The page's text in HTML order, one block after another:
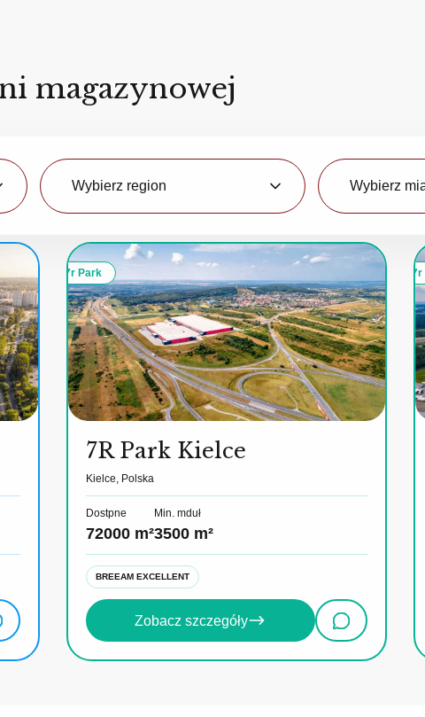
magazynowej
Region
Wybierz region
Miasto
Wybierz
7r Park
7R Park Kielce
Kielce, Polska
Dostpne
72000 m²
Min. mduł
3500 m²
BREEAM EXCELLENT
Zobacz szczegóły